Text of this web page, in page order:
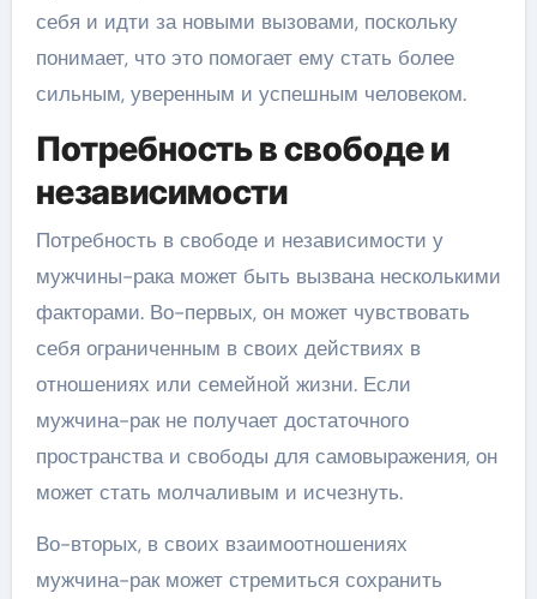
себя и идти за новыми вызовами, поскольку
понимает, что это помогает ему стать более
сильным, уверенным и успешным человеком.
Потребность в свободе и
независимости
Потребность в свободе и независимости у
мужчины-рака может быть вызвана несколькими
факторами. Во-первых, он может чувствовать
себя ограниченным в своих действиях в
отношениях или семейной жизни. Если
мужчина-рак не получает достаточного
пространства и свободы для самовыражения, он
может стать молчаливым и исчезнуть.
Во-вторых, в своих взаимоотношениях
мужчина-рак может стремиться сохранить